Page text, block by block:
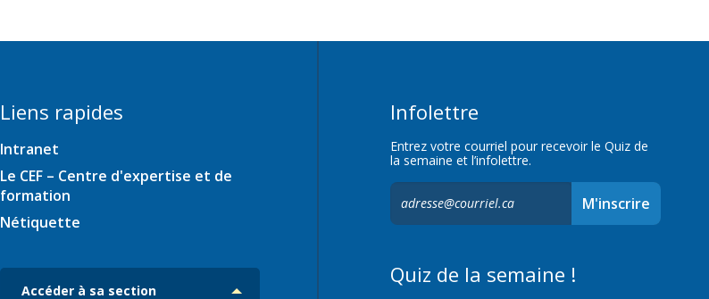
Liens rapides
Intranet
Le CEF – Centre d'expertise et de
formation
Nétiquette
Accéder à sa section
Infolettre
Entrez votre courriel pour recevoir le Quiz de
la semaine et l’infolettre.
S'inscrire
M'inscrire
Quiz de la semaine !